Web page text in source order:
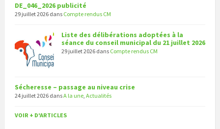
DE_046_2026 publicité
29 juillet 2026 dans Compte rendus CM
Liste des délibérations adoptées à la
séance du conseil municipal du 21 juillet 2026
29 juillet 2026 dans Compte rendus CM
Sécheresse – passage au niveau crise
24 juillet 2026 dansA la une Actualités
VOIR + D'ARTICLES